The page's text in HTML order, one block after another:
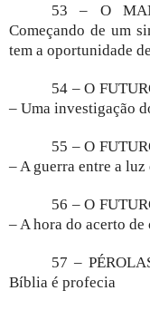
53 – O
Começando de um
tem a oportunidade
54 – O
– Uma investigação
55 – O
– A guerra entre a luz
56 – O
– A hora do acerto de
57 –
Bíblia é profecia